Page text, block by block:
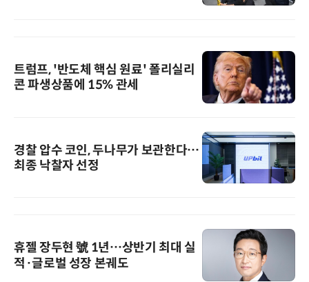
트럼프, '반도체 핵심 원료' 폴리실리
콘 파생상품에 15% 관세
경찰 압수 코인, 두나무가 보관한다…
최종 낙찰자 선정
휴젤 장두현 號 1년…상반기 최대 실
적·글로벌 성장 본궤도